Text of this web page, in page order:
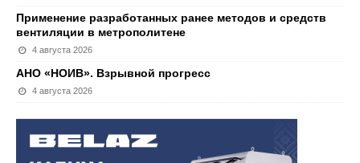
Применение разработанных ранее методов и средств
вентиляции в метрополитене
4 августа 2026
АНО «НОИВ». Взрывной прогресс
4 августа 2026